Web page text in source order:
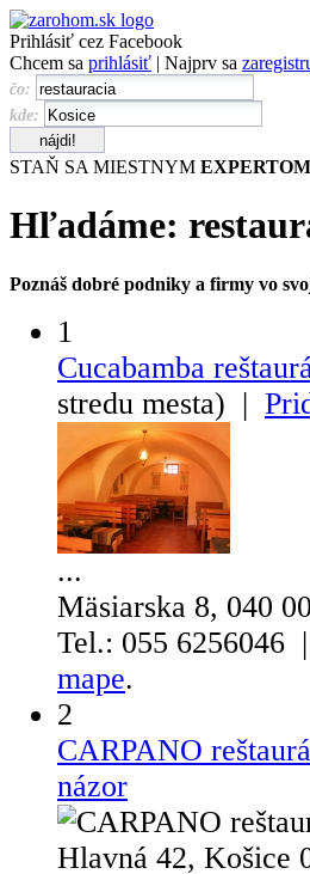
Prihlásiť cez Facebook
Chcem sa prihlásiť | Najprv sa
čo:
kde:
STAŇ SA MIESTNYM EXPERTOM
Hľadáme:
Poznáš dobré podniky a firmy vo
1
Cucabamba
stredu mesta) |
...
Mäsiarska 8, 040
Tel.: 055 6256046 |
mape.
2
CARPANO
názor